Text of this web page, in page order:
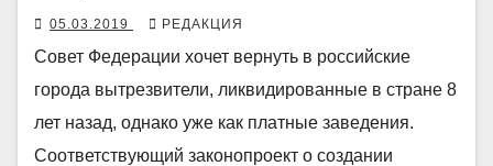
05.03.2019 РЕДАКЦИЯ
Совет Федерации хочет вернуть в российские
города вытрезвители, ликвидированные в стране 8
лет назад, однако уже как платные заведения.
Соответствующий законопроект о создании